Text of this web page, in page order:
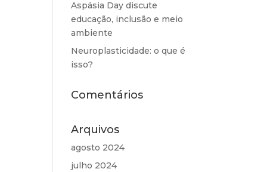
Aspásia Day discute
educação, inclusão e meio
ambiente
Neuroplasticidade: o que é
isso?
Comentários
Arquivos
agosto 2024
julho 2024